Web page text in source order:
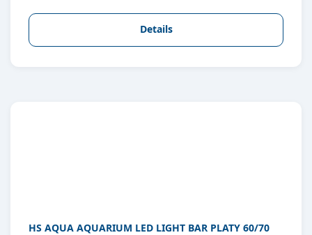
Details
HS AQUA AQUARIUM LED LIGHT BAR PLATY 60/70